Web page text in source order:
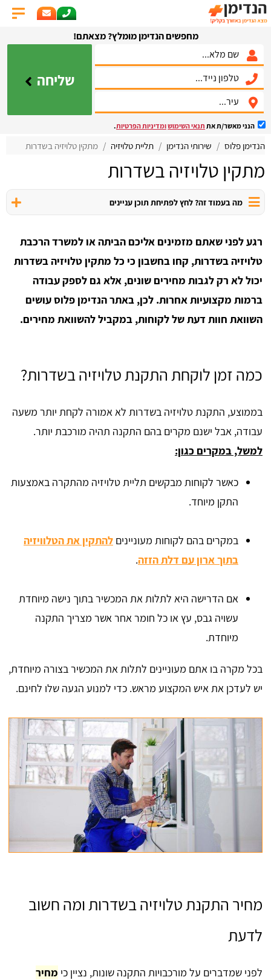
מחפשים הנדימן מומלץ? מצאתם!
שליחה
הנני מאשר/ת את תנאי השימושומדיניות הפרטיות.
הנדימן פלוס שירותי הנדימן תליית טלויזיה מתקין טלויזיה בשדרות
מתקין טלויזיה בשדרות
מה בעמוד זה? לחץ לפתיחת תוכן עניינים
רגע לפני שאתם מזמינים אליכם הביתה או למשרד הרכבת
טלויזיה בשדרות, קחו בחשבון כי כל מתקין טלויזיה בשדרות
יכול לא רק לגבות מחירים שונים, אלא גם לספק עבודה
ברמות מקצועיות אחרות. לכן, באתר הנדימן פלוס עושים
השוואת חוות דעת של לקוחות, במקביל להשוואת מחירים.
כמה זמן לוקחת התקנת טלויזיה בשדרות?
בממוצע, התקנת טלויזיה בשדרות לא אמורה לקחת יותר משעה
עבודה, אבל ישנם מקרים בהם התקנה תהיה מורכבת יותר.
למשל, במקרים כגון:
כאשר לקוחות מבקשים תליית טלויזיה מהתקרה באמצעות
התקן מיוחד.
במקרים בהם לקוחות מעוניינים להתקין את הטלוויזיה
בתוך ארון עם דלת הזזה.
אם הדרישה היא לתלות את המכשיר בתוך נישה מיוחדת
עשויה גבס, עץ או כל חומר אחר אשר מצריך התקנה
מיוחדת.
בכל מקרה בו אתם מעוניינים לתלות את המכשיר בצורה מיוחדת,
יש לעדכן את איש המקצוע מראש. כדי למנוע הגעה שלו לחינם.
מחיר התקנת טלויזיה בשדרות ומה חשוב
לדעת
לפני שמדברים על מורכבויות התקנה שונות, נציין כי מחיר